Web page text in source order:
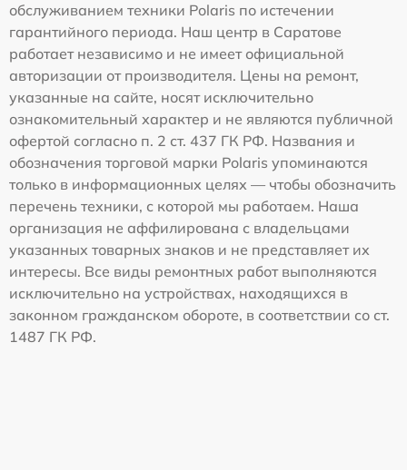
обслуживанием техники Polaris по истечении
гарантийного периода. Наш центр в Саратове
работает независимо и не имеет официальной
авторизации от производителя. Цены на ремонт,
указанные на сайте, носят исключительно
ознакомительный характер и не являются публичной
офертой согласно п. 2 ст. 437 ГК РФ. Названия и
обозначения торговой марки Polaris упоминаются
только в информационных целях — чтобы обозначить
перечень техники, с которой мы работаем. Наша
организация не аффилирована с владельцами
указанных товарных знаков и не представляет их
интересы. Все виды ремонтных работ выполняются
исключительно на устройствах, находящихся в
законном гражданском обороте, в соответствии со ст.
1487 ГК РФ.